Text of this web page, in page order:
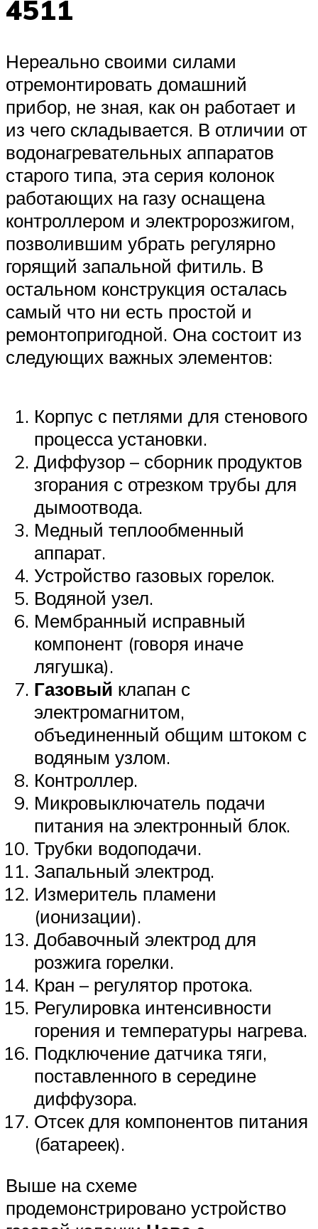
4511
Нереально своими силами
отремонтировать домашний
прибор, не зная, как он работает и
из чего складывается. В отличии от
водонагревательных аппаратов
старого типа, эта серия колонок
работающих на газу оснащена
контроллером и электророзжигом,
позволившим убрать регулярно
горящий запальной фитиль. В
остальном конструкция осталась
самый что ни есть простой и
ремонтопригодной. Она состоит из
следующих важных элементов:
Корпус с петлями для стенового
процесса установки.
Диффузор – сборник продуктов
згорания с отрезком трубы для
дымоотвода.
Медный теплообменный
аппарат.
Устройство газовых горелок.
Водяной узел.
Мембранный исправный
компонент (говоря иначе
лягушка).
Газовый клапан с
электромагнитом,
объединенный общим штоком с
водяным узлом.
Контроллер.
Микровыключатель подачи
питания на электронный блок.
Трубки водоподачи.
Запальный электрод.
Измеритель пламени
(ионизации).
Добавочный электрод для
розжига горелки.
Кран – регулятор протока.
Регулировка интенсивности
горения и температуры нагрева.
Подключение датчика тяги,
поставленного в середине
диффузора.
Отсек для компонентов питания
(батареек).
Выше на схеме
продемонстрировано устройство